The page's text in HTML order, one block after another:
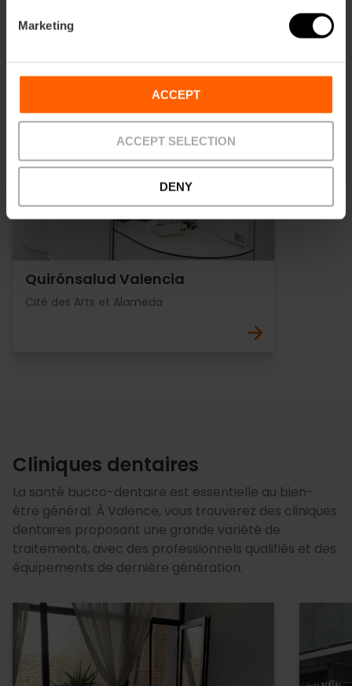
Marketing
ACCEPT
ACCEPT SELECTION
DENY
Quirónsalud Valencia
Cité des Arts et Alameda
Cliniques dentaires
La santé bucco-dentaire est essentielle au bien-
être général. À Valence, vous trouverez des cliniques
dentaires proposant une grande variété de
traitements, avec des professionnels qualifiés et des
équipements de dernière génération.